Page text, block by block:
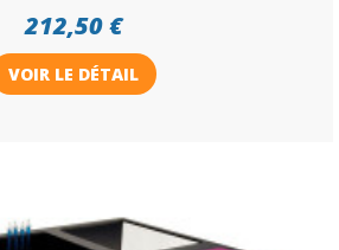
212,50 €
VOIR LE DÉTAIL